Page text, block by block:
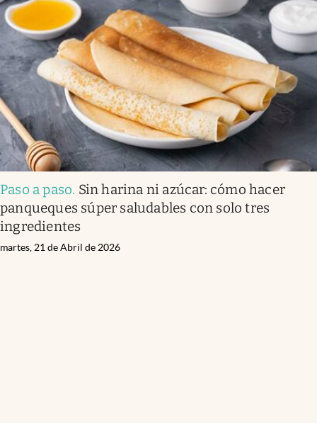
Paso a paso. Sin harina ni azúcar: cómo hacer
panqueques súper saludables con solo tres
ingredientes
martes, 21 de Abril de 2026